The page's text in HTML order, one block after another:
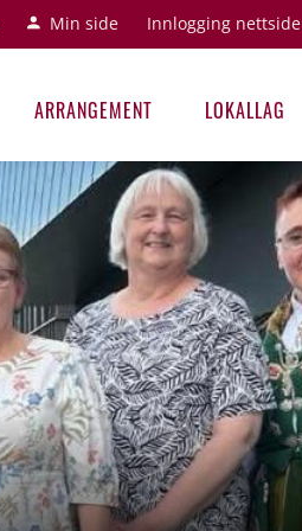
Min side Innlogging nettside
ARRANGEMENT LOKALLAG